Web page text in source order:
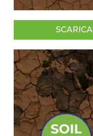
SCARICA